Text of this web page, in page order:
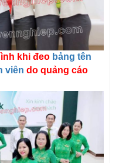
khi đeo bảng tên
viên do quảng cáo